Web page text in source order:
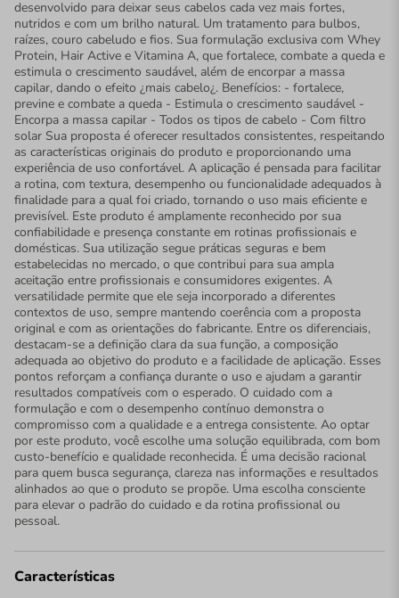
desenvolvido para deixar seus cabelos cada vez mais fortes,
nutridos e com um brilho natural. Um tratamento para bulbos,
raízes, couro cabeludo e fios. Sua formulação exclusiva com Whey
Protein, Hair Active e Vitamina A, que fortalece, combate a queda e
estimula o crescimento saudável, além de encorpar a massa
capilar, dando o efeito ¿mais cabelo¿. Benefícios: - fortalece,
previne e combate a queda - Estimula o crescimento saudável -
Encorpa a massa capilar - Todos os tipos de cabelo - Com filtro
solar Sua proposta é oferecer resultados consistentes, respeitando
as características originais do produto e proporcionando uma
experiência de uso confortável. A aplicação é pensada para facilitar
a rotina, com textura, desempenho ou funcionalidade adequados à
finalidade para a qual foi criado, tornando o uso mais eficiente e
previsível. Este produto é amplamente reconhecido por sua
confiabilidade e presença constante em rotinas profissionais e
domésticas. Sua utilização segue práticas seguras e bem
estabelecidas no mercado, o que contribui para sua ampla
aceitação entre profissionais e consumidores exigentes. A
versatilidade permite que ele seja incorporado a diferentes
contextos de uso, sempre mantendo coerência com a proposta
original e com as orientações do fabricante. Entre os diferenciais,
destacam-se a definição clara da sua função, a composição
adequada ao objetivo do produto e a facilidade de aplicação. Esses
pontos reforçam a confiança durante o uso e ajudam a garantir
resultados compatíveis com o esperado. O cuidado com a
formulação e com o desempenho contínuo demonstra o
compromisso com a qualidade e a entrega consistente. Ao optar
por este produto, você escolhe uma solução equilibrada, com bom
custo-benefício e qualidade reconhecida. É uma decisão racional
para quem busca segurança, clareza nas informações e resultados
alinhados ao que o produto se propõe. Uma escolha consciente
para elevar o padrão do cuidado e da rotina profissional ou
pessoal.
Características